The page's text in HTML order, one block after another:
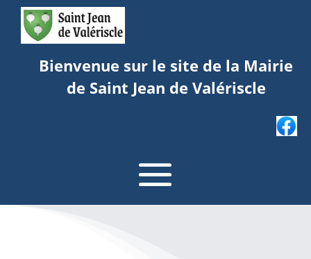
Bienvenue sur le site de la Mairie
de Saint Jean de Valériscle